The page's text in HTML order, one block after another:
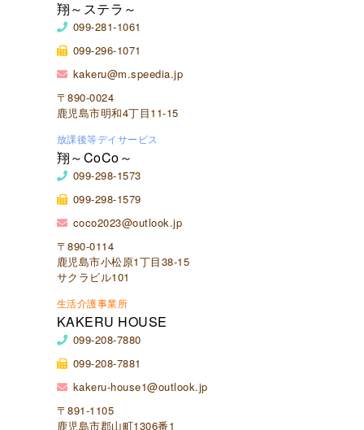
翔～ステラ～
099-281-1061
099-296-1071
kakeru@m.speedia.jp
〒890-0024
鹿児島市明和4丁目11-15
放課後等デイサービス
翔～CoCo～
099-298-1573
099-298-1579
coco2023@outlook.jp
〒890-0114
鹿児島市小松原1丁目38-15
サクラビル101
生活介護事業所
KAKERU HOUSE
099-208-7880
099-208-7881
kakeru-house1@outlook.jp
〒891-1105
鹿児島市郡山町1306番1